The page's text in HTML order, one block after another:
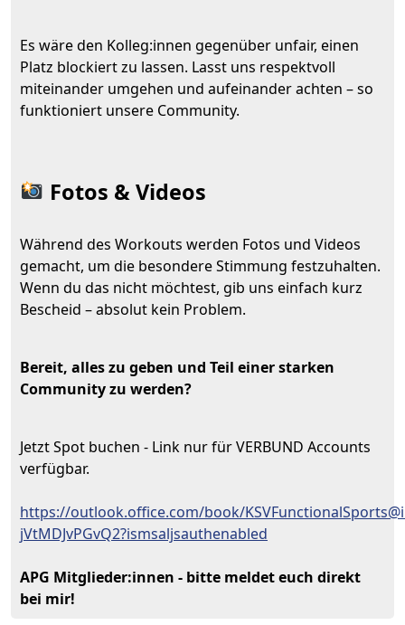
Es wäre den Kolleg:innen gegenüber unfair, einen
Platz blockiert zu lassen. Lasst uns respektvoll
miteinander umgehen und aufeinander achten – so
funktioniert unsere Community.
Fotos & Videos
Während des Workouts werden Fotos und Videos
gemacht, um die besondere Stimmung festzuhalten.
Wenn du das nicht möchtest, gib uns einfach kurz
Bescheid – absolut kein Problem.
Bereit, alles zu geben und Teil einer starken
Community zu werden?
Jetzt Spot buchen - Link nur für VERBUND Accounts
verfügbar.
https://outlook.office.com/book/
jVtMDJvPGvQ2?ismsaljsauthenabled
APG Mitglieder:innen - bitte meldet euch direkt
bei mir!